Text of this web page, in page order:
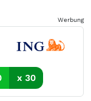
Werbung
x 30